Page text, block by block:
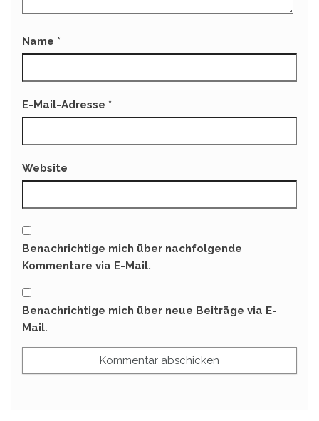
Name *
E-Mail-Adresse *
Website
Benachrichtige mich über nachfolgende
Kommentare via E-Mail.
Benachrichtige mich über neue Beiträge via E-
Mail.